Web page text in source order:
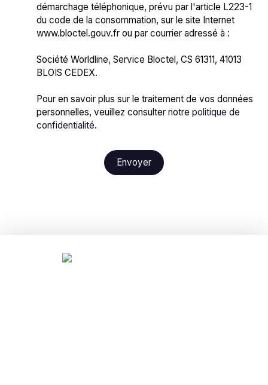
démarchage téléphonique, prévu par l'article L223-1
du code de la consommation, sur le site Internet
www.bloctel.gouv.fr ou par courrier adressé à :
Société Worldline, Service Bloctel, CS 61311, 41013
BLOIS CEDEX.
Pour en savoir plus sur le traitement de vos données
personnelles, veuillez consulter notre politique de
confidentialité.
Envoyer